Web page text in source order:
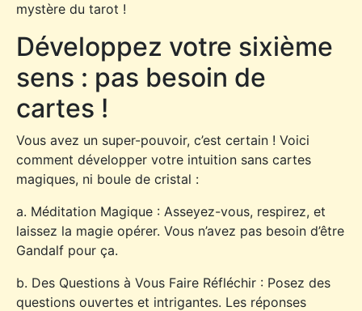
mystère du tarot !
Développez votre sixième
sens : pas besoin de
cartes !
Vous avez un super-pouvoir, c’est certain ! Voici
comment développer votre intuition sans cartes
magiques, ni boule de cristal :
a. Méditation Magique : Asseyez-vous, respirez, et
laissez la magie opérer. Vous n’avez pas besoin d’être
Gandalf pour ça.
b. Des Questions à Vous Faire Réfléchir : Posez des
questions ouvertes et intrigantes. Les réponses